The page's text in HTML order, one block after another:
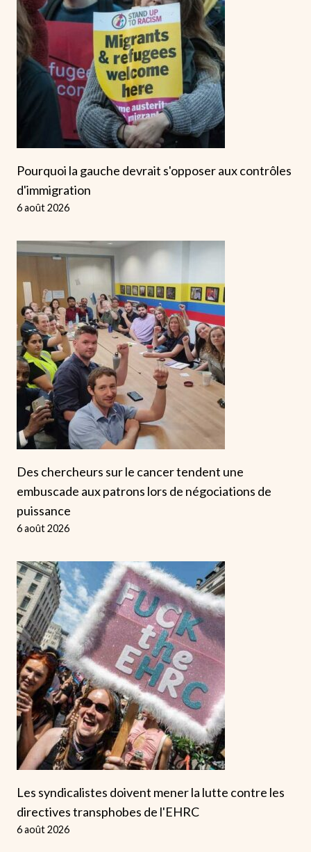
Pourquoi la gauche devrait s'opposer aux contrôles
d'immigration
6 août 2026
Des chercheurs sur le cancer tendent une
embuscade aux patrons lors de négociations de
puissance
6 août 2026
Les syndicalistes doivent mener la lutte contre les
directives transphobes de l'EHRC
6 août 2026